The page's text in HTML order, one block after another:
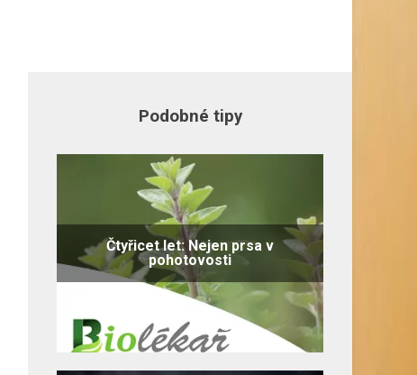
Podobné tipy
Čtyřicet let: Nejen prsa v
pohotovosti